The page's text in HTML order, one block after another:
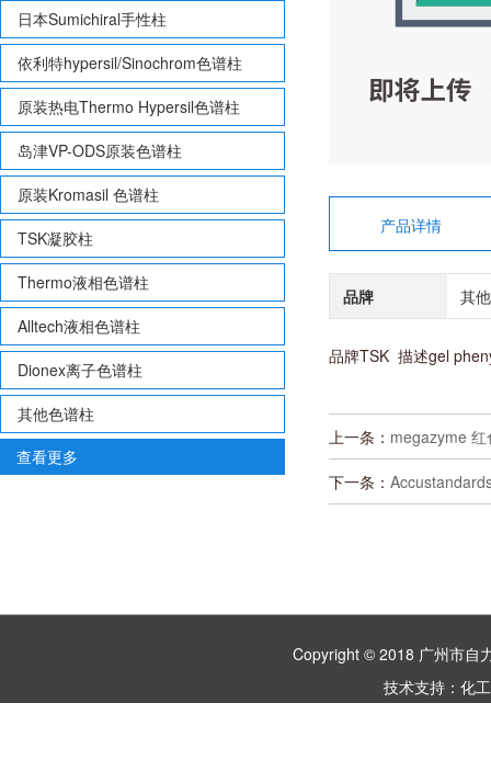
日本Sumichiral手性柱
依利特hypersil/Sinochrom色谱柱
原装热电Thermo Hypersil色谱柱
岛津VP-ODS原装色谱柱
原装Kromasil 色谱柱
TSK凝胶柱
Thermo液相色谱柱
Alltech液相色谱柱
Dionex离子色谱柱
其他色谱柱
查看更多
产品详情
品牌 其
品牌TSK 描述gel
上一条： megazyme
下一条：
Copyright © 2018 广州市
技术支持： 化